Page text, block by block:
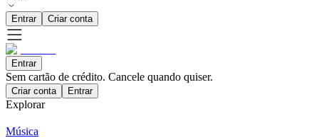
Entrar Criar conta
Entrar
Sem cartão de crédito. Cancele quando quiser.
Criar conta Entrar
Explorar
Música